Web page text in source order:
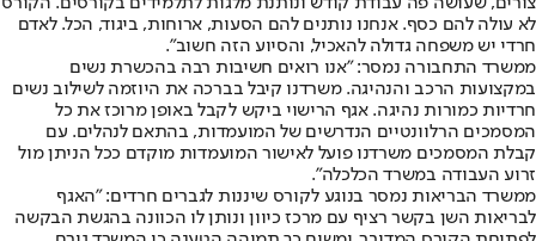
לא עולה להם כסף. אנחנו נותנים להם הסעות, ארוחות, ביגוד, הכל. לאדם
חרדי יש משפחה גדולה להאכיל, והסיוע הזה חשוב".
ממשרד התחבורה נמסר: "אנו רואים חשיבות רבה בהכשרת נשים
במקצועות הרכב והנהיגה. משרדנו קיבל בברכה את היוזמה לשילוב נשים
חרדיות כמורות נהיגה. אגף הרישוי ביקש לקבל באופן מרוכז את כל
המסמכים הרלוונטיים הנדרשים של המועמדות, בהתאם לנהלים. עם
קבלת המסמכים משרדנו פועל לאישור המועמדות מוקדם ככל הניתן מול
זרוע העבודה במשרד הכלכלה".
ממשרד הבריאות נמסר בנוגע לקורס שיננות לגברים חרדים: "האגף
לבריאות השן בקשר רציף עם מרכז כיוון ונותן לו הכוונה בהגשת הבקשה